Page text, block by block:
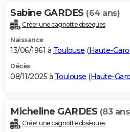
Sabine GARDES (64 ans)
Créer une cagnotte obsèques
Naissance
13/06/1961 à Toulouse (Haute-
Décès
08/11/2025 à Toulouse (Haute-
Micheline GARDES (83
Créer une cagnotte obsèques